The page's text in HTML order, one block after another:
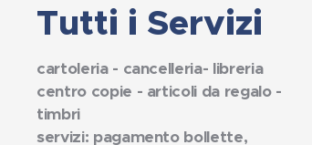
Tutti i Servizi
cartoleria - cancelleria- libreria
centro copie - articoli da regalo -
timbri
servizi: pagamento bollette,